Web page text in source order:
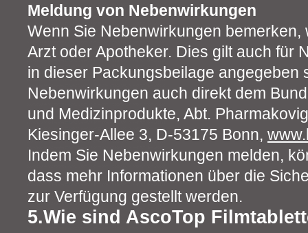
Meldung von Nebenwirkungen
Wenn Sie Nebenwirkungen bemerken,
Arzt oder Apotheker. Dies gilt auch für
in dieser Packungsbeilage angegeben
Nebenwirkungen auch direkt dem
und Medizinprodukte, Abt.
Kiesinger-Allee 3, D-53175 Bonn,
Indem Sie Nebenwirkungen melden,
dass mehr Informationen über die
zur Verfügung gestellt werden.
5.Wie sind AscoTop